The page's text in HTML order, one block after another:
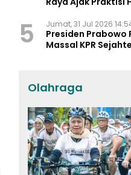
5 Jumat, 31 Jul 2026
Presiden Prabowo
Massal KPR
Olahraga